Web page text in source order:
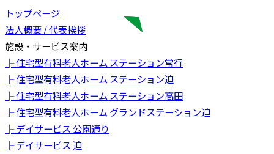
トップページ
法人概要 / 代表挨拶
施設・サービス案内
├ 住宅型有料老人ホーム ステーション常行
├ 住宅型有料老人ホーム ステーション迫
├ 住宅型有料老人ホーム ステーション高田
├ 住宅型有料老人ホーム グランドステーション迫
├ デイサービス 公園通り
├ デイサービス 迫